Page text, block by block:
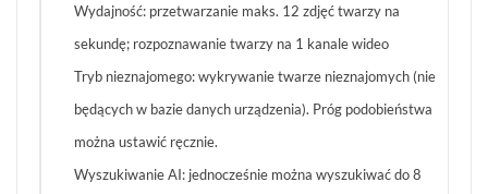
Wydajność: przetwarzanie maks. 12 zdjęć twarzy na
sekundę; rozpoznawanie twarzy na 1 kanale wideo
Tryb nieznajomego: wykrywanie twarze nieznajomych (nie
będących w bazie danych urządzenia). Próg podobieństwa
można ustawić ręcznie.
Wyszukiwanie AI: jednocześnie można wyszukiwać do 8